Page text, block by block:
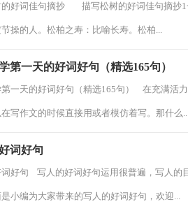
好词佳句摘抄 描写松树的好词佳句摘抄1
操的人。松柏之寿：比喻长寿。松柏...
第一天的好词好句（精选165句）
第一天的好词好句（精选165句） 在充满活
写作文的时候直接用或者模仿着写。那什么
词好句
好句 写人的好词好句运用很普遍，写人的
小编为大家带来的写人的好词好句，欢迎...